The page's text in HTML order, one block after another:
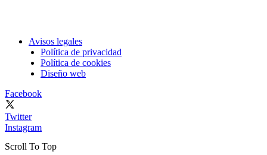
Avisos legales
Política de privacidad
Política de cookies
Diseño web
Facebook
Twitter
Instagram
Scroll To Top